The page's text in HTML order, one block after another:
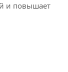
и повышает